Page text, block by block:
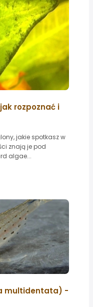
rozpoznać i
jakie spotkasz w
znają je pod
algae...
multidentata) -